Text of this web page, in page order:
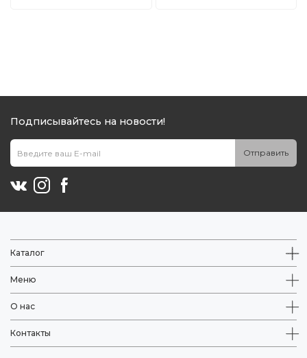
Подписывайтесь на новости!
Отправить
Каталог
Меню
О нас
Контакты